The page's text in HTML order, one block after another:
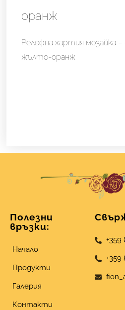
131310
жълто-
оранж
оранж
Релефна хартия мозайка –
жълто-оранж
Полезни
връзки:
Начало
Продукти
Галерия
Контакти
+359
+359